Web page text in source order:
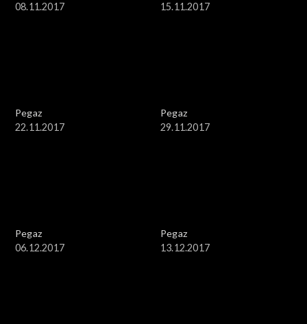
08.11.2017
15.11.2017
Pegaz
22.11.2017
Pegaz
29.11.2017
Pegaz
06.12.2017
Pegaz
13.12.2017